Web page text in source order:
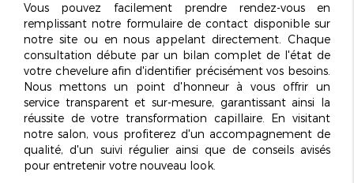
Vous pouvez facilement prendre rendez-vous en
remplissant notre formulaire de contact disponible sur
notre site ou en nous appelant directement. Chaque
consultation débute par un bilan complet de l'état de
votre chevelure afin d'identifier précisément vos besoins.
Nous mettons un point d'honneur à vous offrir un
service transparent et sur-mesure, garantissant ainsi la
réussite de votre transformation capillaire. En visitant
notre salon, vous profiterez d'un accompagnement de
qualité, d'un suivi régulier ainsi que de conseils avisés
pour entretenir votre nouveau look.